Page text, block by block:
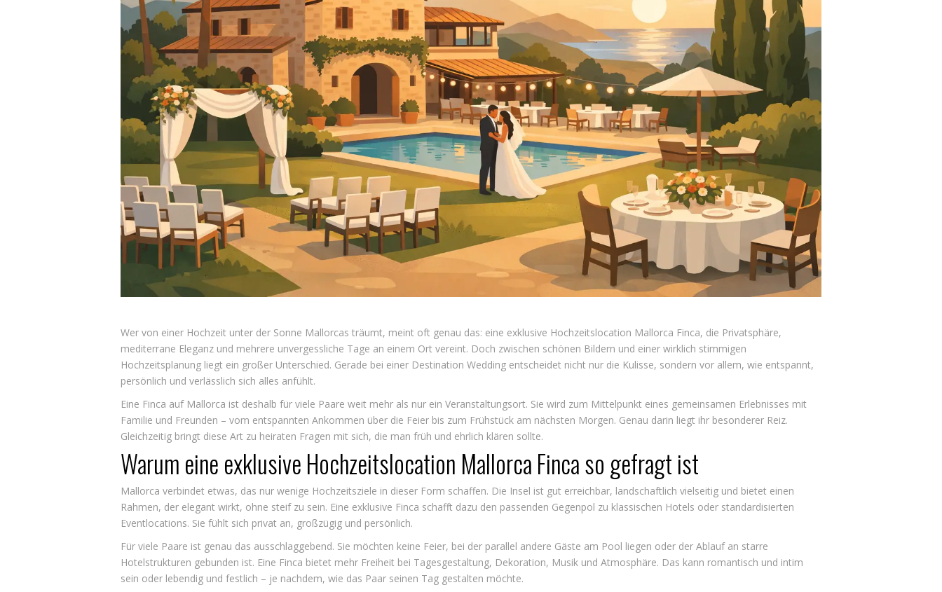
Wer von einer Hochzeit unter der Sonne Mallorcas träumt, meint oft genau das: eine exklusive Hochzeitslocation Mallorca Finca, die Privatsphäre,
mediterrane Eleganz und mehrere unvergessliche Tage an einem Ort vereint. Doch zwischen schönen Bildern und einer wirklich stimmigen
Hochzeitsplanung liegt ein großer Unterschied. Gerade bei einer Destination Wedding entscheidet nicht nur die Kulisse, sondern vor allem, wie entspannt,
persönlich und verlässlich sich alles anfühlt.
Eine Finca auf Mallorca ist deshalb für viele Paare weit mehr als nur ein Veranstaltungsort. Sie wird zum Mittelpunkt eines gemeinsamen Erlebnisses mit
Familie und Freunden – vom entspannten Ankommen über die Feier bis zum Frühstück am nächsten Morgen. Genau darin liegt ihr besonderer Reiz.
Gleichzeitig bringt diese Art zu heiraten Fragen mit sich, die man früh und ehrlich klären sollte.
Warum eine exklusive Hochzeitslocation Mallorca Finca so gefragt ist
Mallorca verbindet etwas, das nur wenige Hochzeitsziele in dieser Form schaffen. Die Insel ist gut erreichbar, landschaftlich vielseitig und bietet einen
Rahmen, der elegant wirkt, ohne steif zu sein. Eine exklusive Finca schafft dazu den passenden Gegenpol zu klassischen Hotels oder standardisierten
Eventlocations. Sie fühlt sich privat an, großzügig und persönlich.
Für viele Paare ist genau das ausschlaggebend. Sie möchten keine Feier, bei der parallel andere Gäste am Pool liegen oder der Ablauf an starre
Hotelstrukturen gebunden ist. Eine Finca bietet mehr Freiheit bei Tagesgestaltung, Dekoration, Musik und Atmosphäre. Das kann romantisch und intim
sein oder lebendig und festlich – je nachdem, wie das Paar seinen Tag gestalten möchte.